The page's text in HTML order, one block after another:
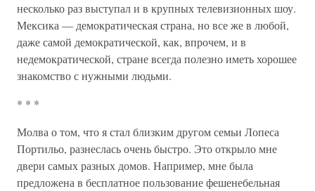
несколько раз выступал и в крупных телевизионных шоу.
Мексика — демократическая страна, но все же в любой,
даже самой демократической, как, впрочем, и в
недемократической, стране всегда полезно иметь хорошее
знакомство с нужными людьми.
* * *
Молва о том, что я стал близким другом семьи Лопеса
Портильо, разнеслась очень быстро. Это открыло мне
двери самых разных домов. Например, мне была
предложена в бесплатное пользование фешенебельная